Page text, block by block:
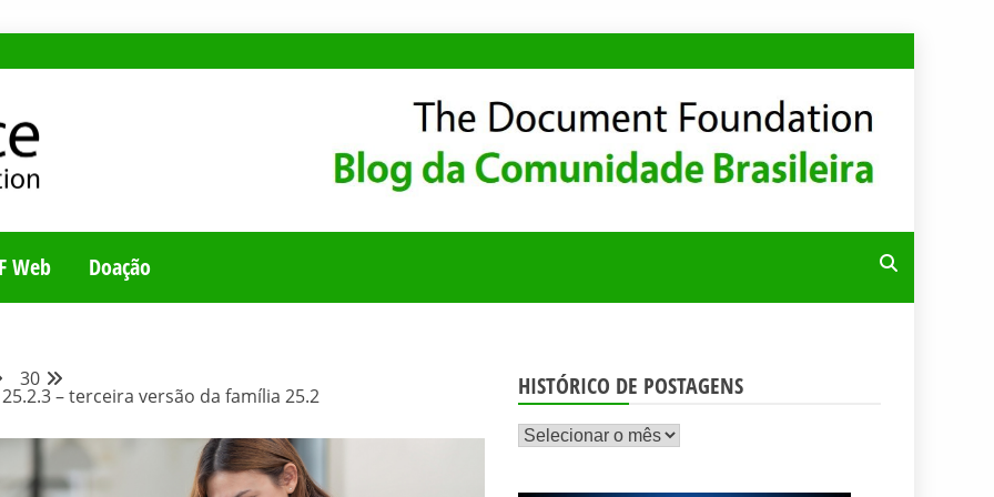
BRASILEIRA
Web Doação
30
– terceira versão da família 25.2 HISTÓRICO DE POSTAGENS
Histórico
postagens